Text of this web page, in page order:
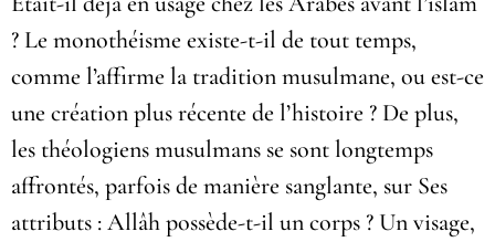
? Le monothéisme existe-t-il de tout temps,
comme l’affirme la tradition musulmane, ou est-ce
une création plus récente de l’histoire ? De plus,
les théologiens musulmans se sont longtemps
affrontés, parfois de manière sanglante, sur Ses
attributs : Allâh possède-t-il un corps ? Un visage,